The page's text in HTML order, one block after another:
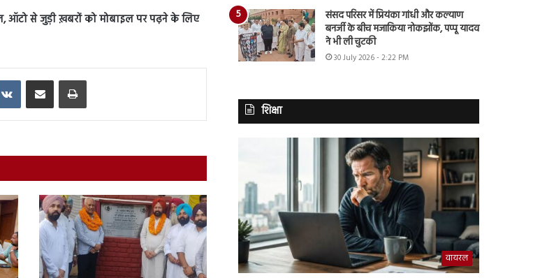
ऑटो से जुड़ी ख़बरों को मोबाइल पर पढ़ने के लिए
VKontakteShare via Email Print
संसद परिसर में प्रियंका गांधी और कल्याण
बनर्जी के बीच मजाकिया नोकझोंक, पप्पू यादव
ने भी ली चुटकी
30 July 2026 - 2:22 PM
शिक्षा
वायरल